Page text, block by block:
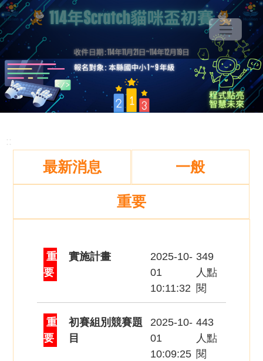
::
最新消息 一般
重要
重
要
實施計畫
2025-10-
01
10:11:32
349
人點
閱
重
要
初賽組別競賽題
目
2025-10-
01
10:09:25
443
人點
閱